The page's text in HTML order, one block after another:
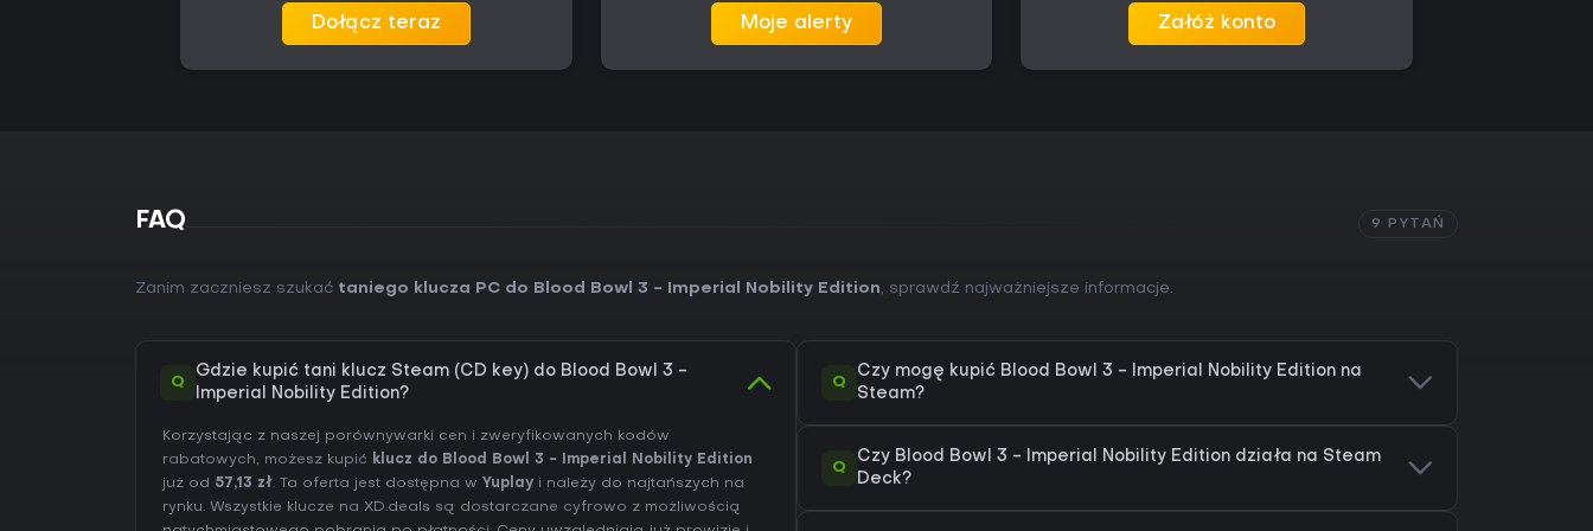
Dołącz teraz Moje alerty Załóż konto
FAQ 9 PYTAŃ
Zanim zaczniesz szukać taniego klucza PC do Blood Bowl 3 - Imperial Nobility Edition, sprawdź najważniejsze informacje.
Q
Gdzie kupić tani klucz Steam (CD key) do Blood Bowl 3 -
Imperial Nobility Edition?
Korzystając z naszej porównywarki cen i zweryfikowanych kodów
rabatowych, możesz kupić klucz do Blood Bowl 3 - Imperial Nobility Edition
już od 57,13 zł. Ta oferta jest dostępna w Yuplay i należy do najtańszych na
rynku. Wszystkie klucze na XD.deals są dostarczane cyfrowo z możliwością
Q
Czy mogę kupić Blood Bowl 3 - Imperial Nobility Edition na
Steam?
Q
Czy Blood Bowl 3 - Imperial Nobility Edition działa na Steam
Deck?